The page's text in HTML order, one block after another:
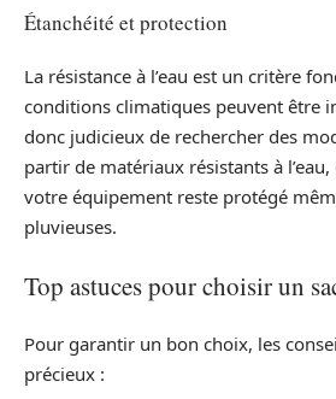
Étanchéité et protection
La résistance à l’eau est un critère
conditions climatiques peuvent être
donc judicieux de rechercher des
partir de matériaux résistants à
votre équipement reste protégé
pluvieuses.
Top astuces pour choisir un
Pour garantir un bon choix, les
précieux :